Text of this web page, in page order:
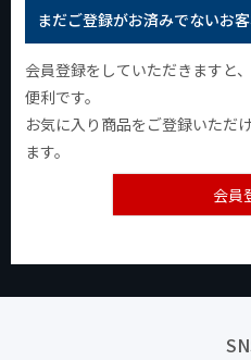
まだご登録がお済みでないお
会員登録をしていただきますと
便利です。
お気に入り商品をご登録いただ
ます。
会員